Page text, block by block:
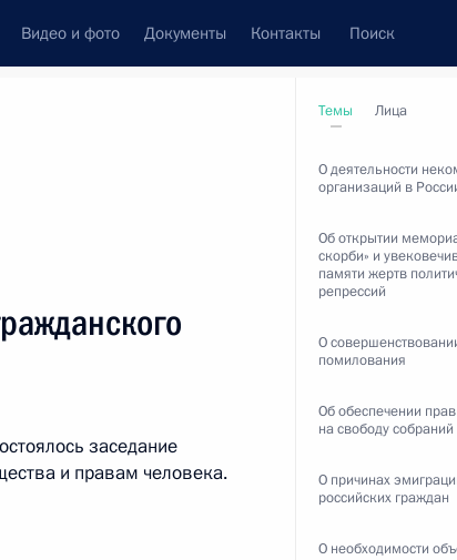
Видео и фото Документы Контакты Поиск
Комиссии и советы
ноябрь, 2017
Пресс-конференции
заседание
и правам человека.
Темы
О деятельности
организаций в
Об открытии
скорби» и
памяти жертв
репрессий
О
помилования
Об обеспечении
на свободу собраний
О причинах
российских граждан
О необходимости
Лица